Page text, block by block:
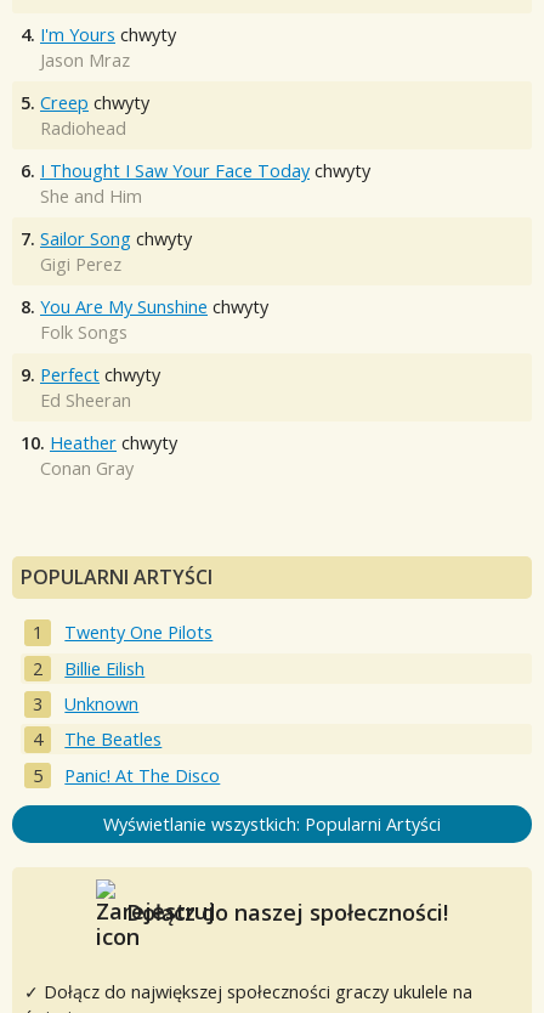
4. I'm Yours chwyty
Jason Mraz
5. Creep chwyty
Radiohead
6. I Thought I Saw Your Face Today chwyty
She and Him
7. Sailor Song chwyty
Gigi Perez
8. You Are My Sunshine chwyty
Folk Songs
9. Perfect chwyty
Ed Sheeran
10. Heather chwyty
Conan Gray
POPULARNI ARTYŚCI
Twenty One Pilots
Billie Eilish
Unknown
The Beatles
Panic! At The Disco
Wyświetlanie wszystkich: Popularni Artyści
Dołącz do naszej społeczności!
✓ Dołącz do największej społeczności graczy ukulele na